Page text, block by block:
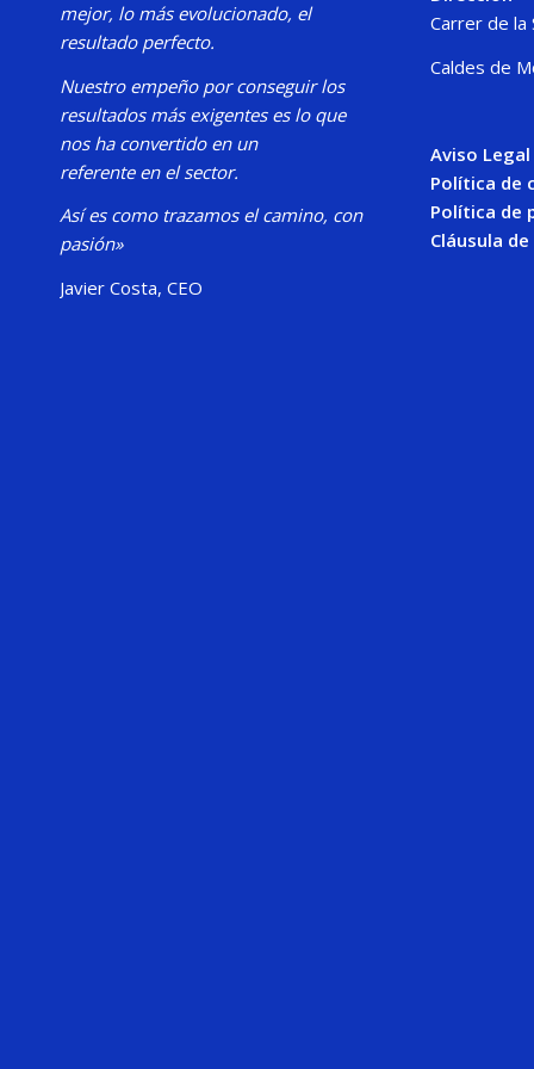
mejor, lo más evolucionado, el
resultado perfecto.
Nuestro empeño por conseguir los
resultados más exigentes es lo que
nos ha convertido en un
referente en el sector.
Así es como trazamos el camino, con
pasión»
Javier Costa, CEO
Carrer de la
Caldes de
Aviso Legal
Política de
Política de
Cláusula